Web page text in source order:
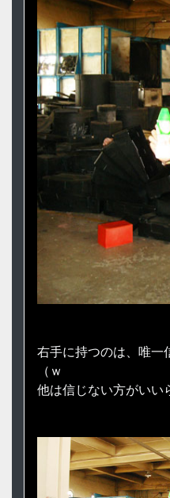
右手に持つのは、唯一
（ｗ
他は信じない方がいい